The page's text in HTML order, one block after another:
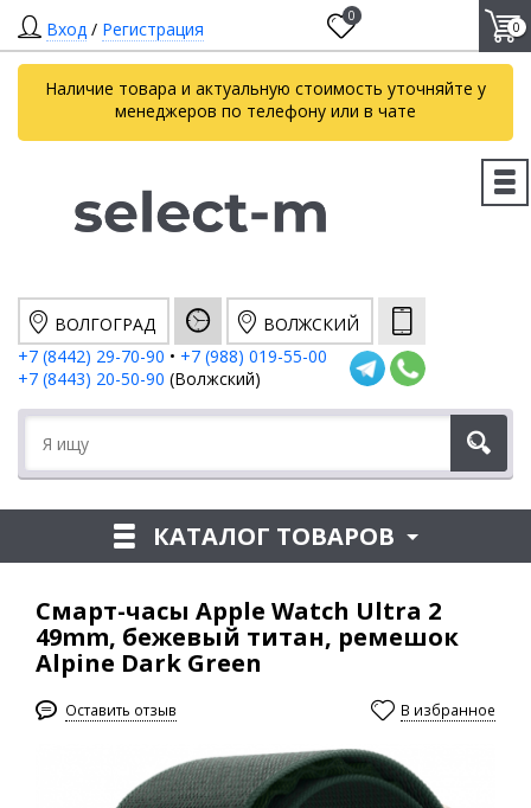
Вход / Регистрация
0
0
Наличие товара и актуальную стоимость уточняйте у
менеджеров по телефону или в чате
ВОЛГОГРАД
ВОЛЖСКИЙ
+7 (8442) 29-70-90 • +7 (988) 019-55-00
+7 (8443) 20-50-90 (Волжский)
КАТАЛОГ ТОВАРОВ
Смарт-часы Apple Watch Ultra 2
49mm, бежевый титан, ремешок
Alpine Dark Green
Оставить отзыв В избранное